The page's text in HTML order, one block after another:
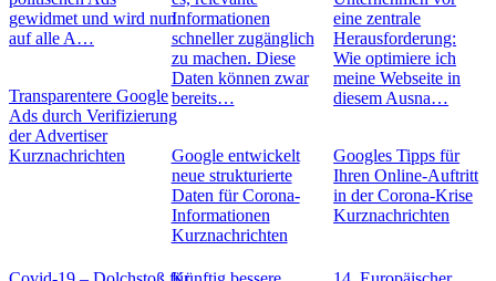
gewidmet und wird nun
auf alle A…
Transparentere Google
Ads durch Verifizierung
der Advertiser
Kurznachrichten
Informationen
schneller zugänglich
zu machen. Diese
Daten können zwar
bereits…
Google entwickelt
neue strukturierte
Daten für Corona-
Informationen
Kurznachrichten
eine zentrale
Herausforderung:
Wie optimiere ich
meine Webseite in
diesem Ausna…
Googles Tipps für
Ihren Online-Auftritt
in der Corona-Krise
Kurznachrichten